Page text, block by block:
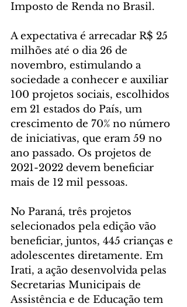
Imposto de Renda no Brasil.
A expectativa é arrecadar R$ 25
milhões até o dia 26 de
novembro, estimulando a
sociedade a conhecer e auxiliar
100 projetos sociais, escolhidos
em 21 estados do País, um
crescimento de 70% no número
de iniciativas, que eram 59 no
ano passado. Os projetos de
2021-2022 devem beneficiar
mais de 12 mil pessoas.
No Paraná, três projetos
selecionados pela edição vão
beneficiar, juntos, 445 crianças e
adolescentes diretamente. Em
Irati, a ação desenvolvida pelas
Secretarias Municipais de
Assistência e de Educação tem